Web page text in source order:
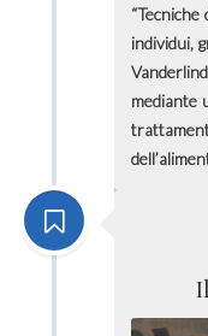
individui,
mediante